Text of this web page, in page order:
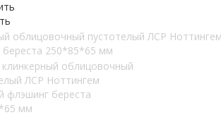
облицовочный пустотелый ЛСР
береста 250*85*65 мм
клинкерный облицовочный
ЛСР Ноттингем
флэшинг береста
мм